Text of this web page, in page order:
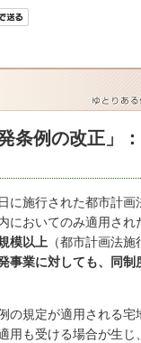
条例の改正」
に施行された都市計画
においてのみ適用され
模以上 （都市計画法
事業に対しても、同制
の規定が適用される宅
用も受ける場合が生じ